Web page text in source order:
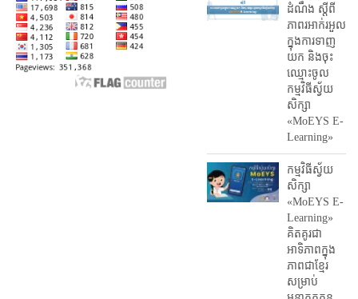
ដំណឹង ស្តី​ពី
ភាព​រអាក់រអួល​
ក្នុងការ​ទាញ​
យក និង​ចុះ​
ឈ្មោះ​ចូល​
កម្មវិធី​ស្វ័យ
សិក្សា
«MoEYS E-
Learning»
កម្មវិធីស្វ័យ
សិក្សា
«MoEYS E-
Learning»
គិតគូរជា
អាទិភាពក្នុង
ភាពជាខ្មែរ
សម្រាប់